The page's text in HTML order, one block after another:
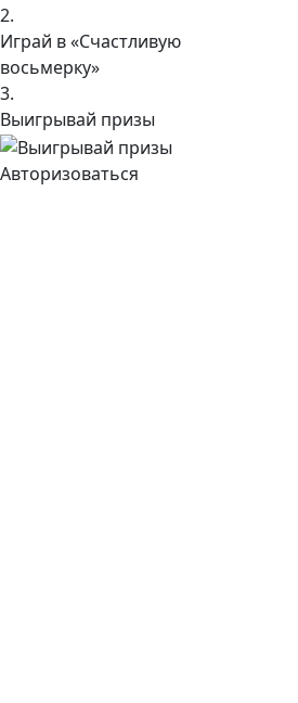
2.
Играй в «Счастливую
восьмерку»
3.
Выигрывай призы
Авторизоваться